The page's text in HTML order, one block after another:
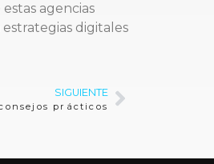
agencias
digitales
SIGUIENTE
prácticos